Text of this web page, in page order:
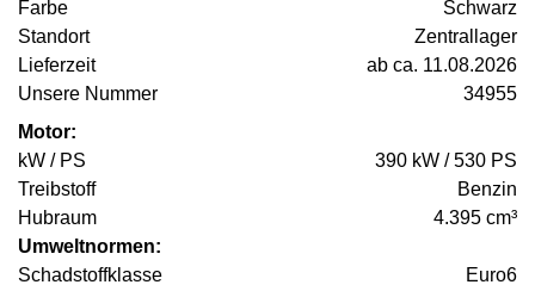
Farbe
Schwarz
Standort
Zentrallager
Lieferzeit
ab ca. 11.08.2026
Unsere Nummer
34955
Motor:
kW / PS
390 kW / 530 PS
Treibstoff
Benzin
Hubraum
4.395 cm³
Umweltnormen:
Schadstoffklasse
Euro6